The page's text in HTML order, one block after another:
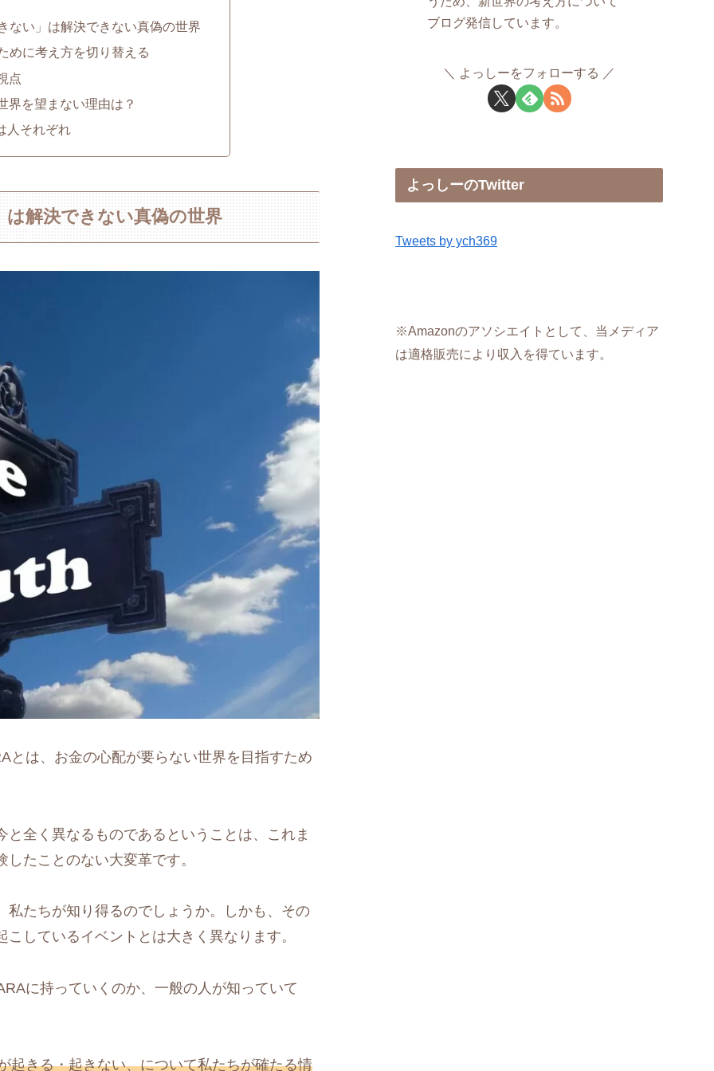
ない」は解決できない真偽の世界
めに考え方を切り替える
点
界を望まない理由は？
人それぞれ
解決できない真偽の世界
とは、お金の心配が要らない世界を目指すため
全く異なるものであるということは、これま
たことのない大変革です。
たちが知り得るのでしょうか。しかも、その
しているイベントとは大きく異なります。
に持っていくのか、一般の人が知っていて
起きる・起きない、について私たちが確たる情
ブログ発信しています。
よっしーをフォローする
よっしーのTwitter
Tweets by ych369
※Amazonのアソシエイトとして、当メディア
は適格販売により収入を得ています。